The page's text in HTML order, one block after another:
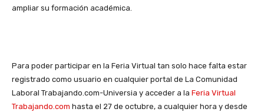
ampliar su formación académica.
Para poder participar en la Feria Virtual tan solo hace falta estar
registrado como usuario en cualquier portal de La Comunidad
Laboral Trabajando.com-Universia y acceder a la Feria Virtual
Trabajando.com hasta el 27 de octubre, a cualquier hora y desde